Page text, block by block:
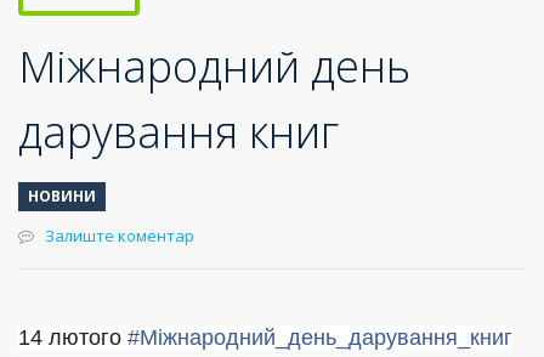
Міжнародний день
дарування книг
НОВИНИ
Залиште коментар
14 лютого #Міжнародний_день_дарування_книг